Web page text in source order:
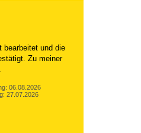
bearbeitet und die
Zu meiner
06.08.2026
27.07.2026